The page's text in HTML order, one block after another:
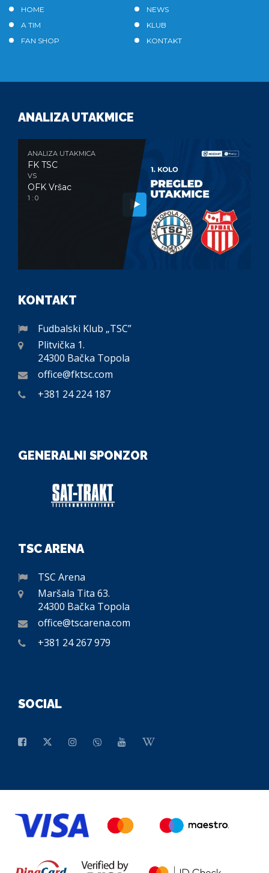
HOME
NEWS
A TIM
KLUB
FAN SHOP
KONTAKT
ANALIZA UTAKMICE
ANALIZA UTAKMICA
FK TSC
VS
OFK Vršac
1 : 0
KONTAKT
Fudbalski Klub „TSC”
Plitvička 1.
24300 Bačka Topola
office@fktsc.com
+381 24 224 187
GENERALNI SPONZOR
TSC ARENA
TSC Arena
Maršala Tita 63.
24300 Bačka Topola
office@tscarena.com
+381 24 267 979
SOCIAL